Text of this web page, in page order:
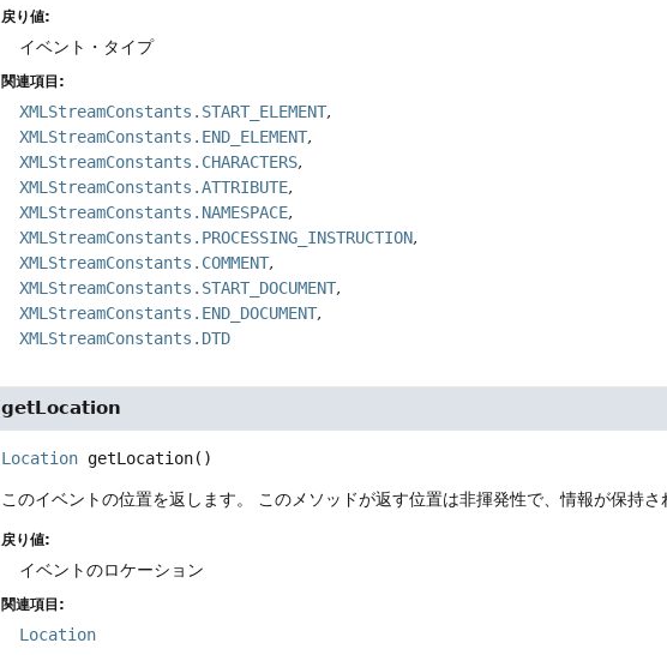
戻り値:
イベント・タイプ
関連項目:
XMLStreamConstants.START_ELEMENT
XMLStreamConstants.END_ELEMENT
XMLStreamConstants.CHARACTERS
XMLStreamConstants.ATTRIBUTE
XMLStreamConstants.NAMESPACE
XMLStreamConstants.PROCESSING_INSTRUCTION
XMLStreamConstants.COMMENT
XMLStreamConstants.START_DOCUMENT
XMLStreamConstants.END_DOCUMENT
XMLStreamConstants.DTD
getLocation
Location getLocation()
このイベントの位置を返します。 このメソッドが返す位置は非揮発性で、情報が保持さ
戻り値:
イベントのロケーション
関連項目:
Location